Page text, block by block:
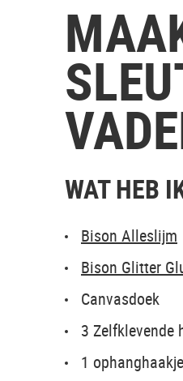
WAT HEB
Bison Alleslijm
Bison Glitter
Canvasdoek
3 Zelfklevende
1 ophanghaakje